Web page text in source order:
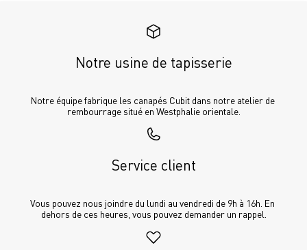
Notre usine de tapisserie
Notre équipe fabrique les canapés Cubit dans notre atelier de
rembourrage situé en Westphalie orientale.
Service client
Vous pouvez nous joindre du lundi au vendredi de 9h à 16h. En
dehors de ces heures, vous pouvez demander un rappel.